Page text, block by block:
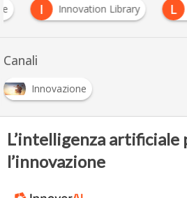
I Innovation Library L
Canali
Innovazione
L’intelligenza artificiale
l’innovazione